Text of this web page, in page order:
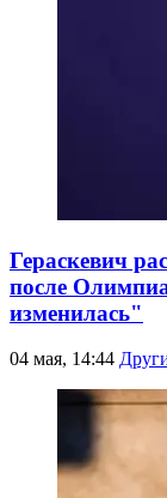
Гераскевич
после
изменилась"
04 мая, 14:44